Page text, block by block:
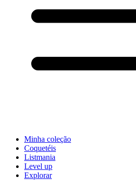
Minha coleção
Coquetéis
Listmania
Level up
Explorar